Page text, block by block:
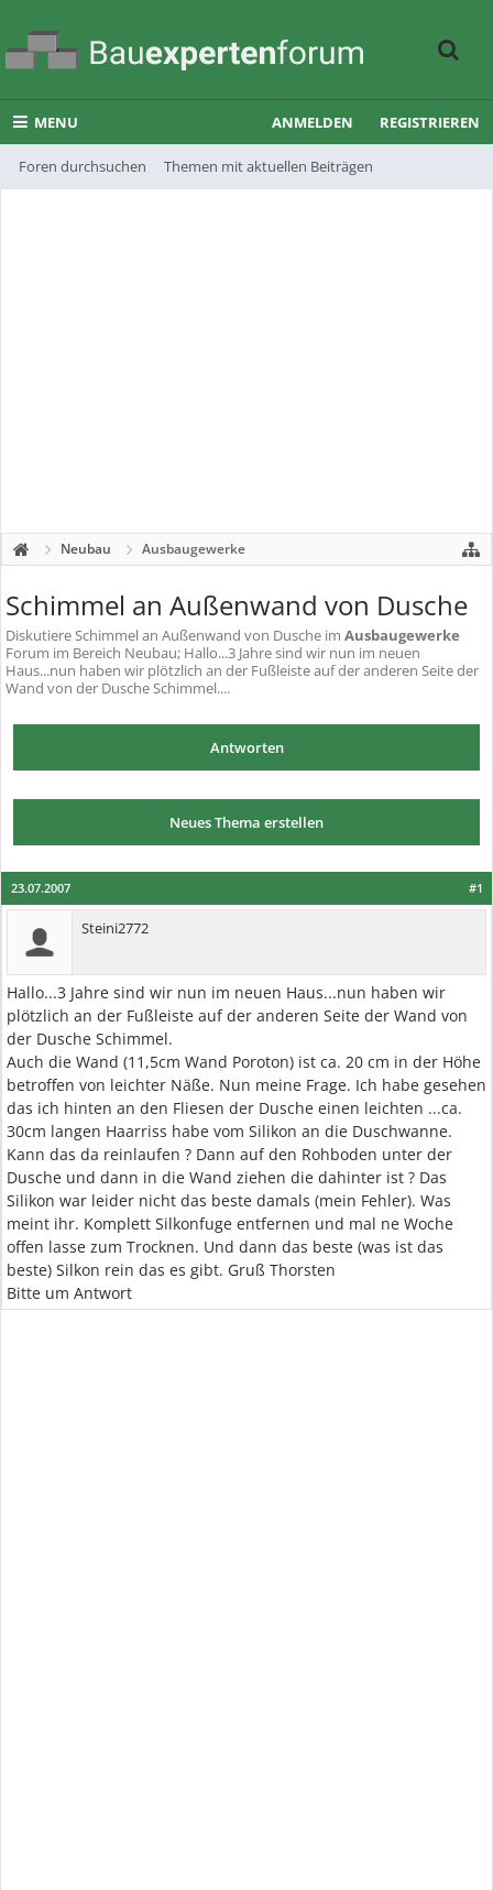
MENU
Foren durchsuchen Themen mit aktuellen Beiträgen
ANMELDEN REGISTRIEREN
Neubau Ausbaugewerke
Schimmel an Außenwand von Dusche
DiskutiereSchimmel an Außenwand von Dusche im Ausbaugewerke
Forum im Bereich Neubau; Hallo...3 Jahre sind wir nun im neuen
Haus...nun haben wir plötzlich an der Fußleiste auf der anderen Seite der
Wand von der Dusche Schimmel....
Antworten
Neues Thema erstellen
#1
23.07.2007
Steini2772
Hallo...3 Jahre sind wir nun im neuen Haus...nun haben wir
plötzlich an der Fußleiste auf der anderen Seite der Wand von
der Dusche Schimmel.
Auch die Wand (11,5cm Wand Poroton) ist ca. 20 cm in der Höhe
betroffen von leichter Näße. Nun meine Frage. Ich habe gesehen
das ich hinten an den Fliesen der Dusche einen leichten ...ca.
30cm langen Haarriss habe vom Silikon an die Duschwanne.
Kann das da reinlaufen ? Dann auf den Rohboden unter der
Dusche und dann in die Wand ziehen die dahinter ist ? Das
Silikon war leider nicht das beste damals (mein Fehler). Was
meint ihr. Komplett Silkonfuge entfernen und mal ne Woche
offen lasse zum Trocknen. Und dann das beste (was ist das
beste) Silkon rein das es gibt. Gruß Thorsten
Bitte um Antwort